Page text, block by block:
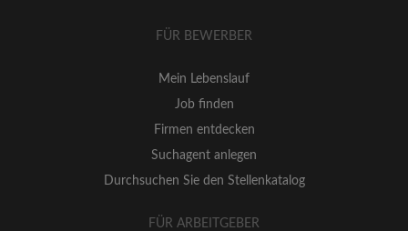
FÜR BEWERBER
Mein Lebenslauf
Job finden
Firmen entdecken
Suchagent anlegen
Durchsuchen Sie den Stellenkatalog
FÜR ARBEITGEBER